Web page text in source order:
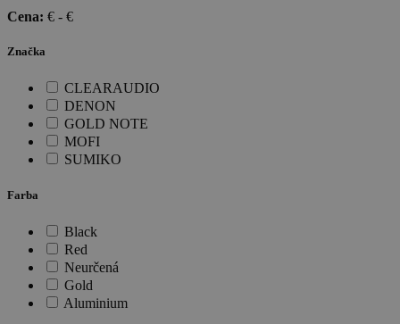
Cena: € - €
Značka
CLEARAUDIO
DENON
GOLD NOTE
MOFI
SUMIKO
Farba
Black
Red
Neurčená
Gold
Aluminium